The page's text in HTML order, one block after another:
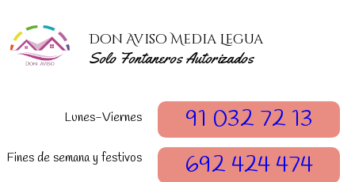
Don Aviso Media Legua
Solo Fontaneros Autorizados
Lunes-Viernes 91 032 72 13
Fines de semana y festivos 692 424 474